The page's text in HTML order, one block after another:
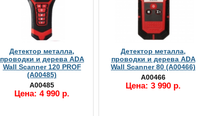
Детектор металла,
проводки и дерева ADA
Wall Scanner 120 PROF
(А00485)
А00485
Цена: 4 990 р.
Детектор металла,
проводки и дерева ADA
Wall Scanner 80 (А00466)
А00466
Цена: 3 990 р.